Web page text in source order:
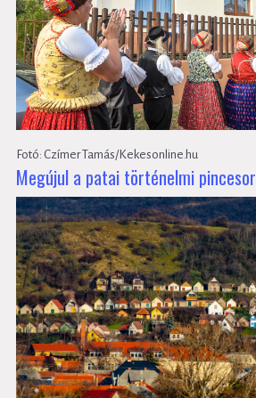
Fotó: Czímer Tamás/Kekesonline.hu
Megújul a patai történelmi pincesor